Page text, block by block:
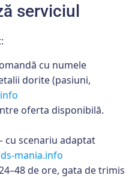
serviciul
cu numele
dorite (pasiuni,
oferta disponibilă.
cu scenariu adaptat
mania.info
de ore, gata de trimis